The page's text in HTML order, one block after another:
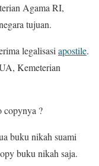
Agama RI,
tujuan.
legalisasi apostile.
Kemeterian
copynya ?
buku nikah suami
buku nikah saja.